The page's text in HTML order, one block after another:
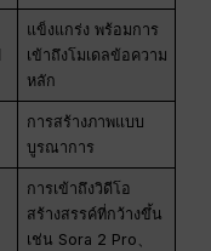
แข็งแกร่ง พร้อมการ
เข้าถึงโมเดลข้อความ
หลัก
การสร้างภาพแบบ
บูรณาการ
การเข้าถึงวิดีโอ
สร้างสรรค์ที่กว้างขึ้น
เช่น Sora 2 Pro、